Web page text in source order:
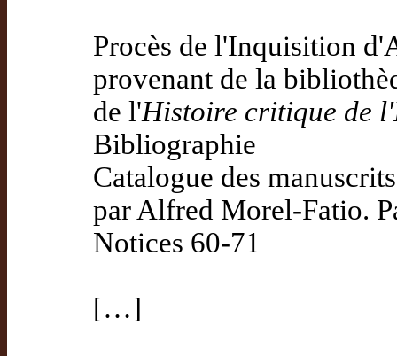
Procès de l'Inquisition
provenant de la
de l'Histoire critique de
Bibliographie
Catalogue des
par Alfred Morel-Fatio.
Notices 60-71
[…]